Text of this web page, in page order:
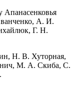
Апанасенковья
А. И.
Г. Н.
Н. В. Хуторная,
М. А. Скиба, С.